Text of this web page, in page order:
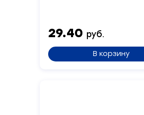
29.40 руб.
В корзину